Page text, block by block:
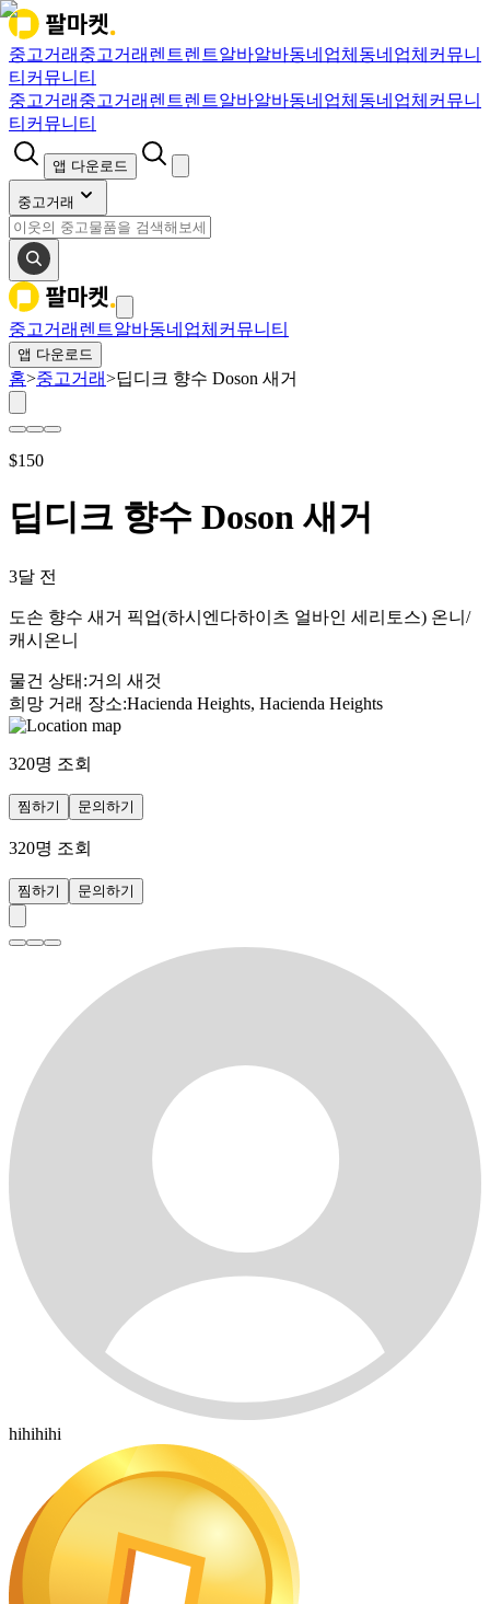
중고거래 중고거래 렌트렌트알바알바동네업체 동네업체 커뮤니
티 커뮤니티
중고거래 중고거래 렌트렌트알바알바동네업체 동네업체 커뮤니
티 커뮤니티
앱 다운로드
중고거래
중고거래 렌트알바동네업체 커뮤니티
앱 다운로드
홈>중고거래>딥디크 향수 Doson 새거
$150
딥디크 향수 Doson 새거
3달 전
도손 향수 새거 픽업(하시엔다하이츠 얼바인 세리토스) 온니/
캐시온니
물건 상태 :거의 새것
희망 거래 장소:Hacienda Heights, Hacienda Heights
320명 조회
찜하기 문의하기
320명 조회
찜하기 문의하기
hihihihi